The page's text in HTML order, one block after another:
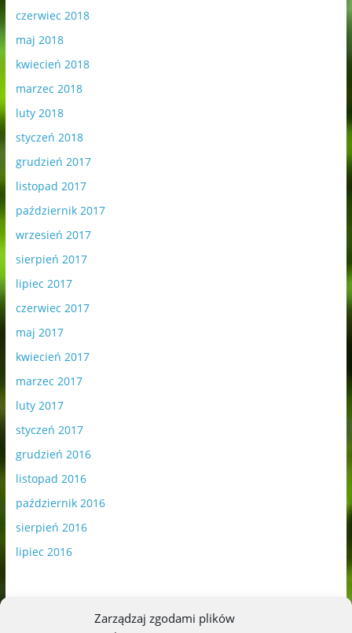
Zarządzaj zgodami plików
czerwiec 2018
maj 2018
kwiecień 2018
marzec 2018
luty 2018
styczeń 2018
grudzień 2017
listopad 2017
październik 2017
wrzesień 2017
sierpień 2017
lipiec 2017
czerwiec 2017
maj 2017
kwiecień 2017
marzec 2017
luty 2017
styczeń 2017
grudzień 2016
listopad 2016
październik 2016
sierpień 2016
lipiec 2016